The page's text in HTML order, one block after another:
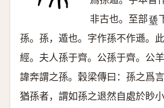
非古也。至部𦥊
孫。孫，遁也。字作孫不作遜。
經。夫人孫于齊。公孫于齊。公
諱奔謂之孫。穀梁傳曰：孫之爲
猶孫者，謂如孫之退然自處於眇